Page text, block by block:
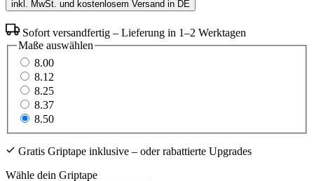
inkl. MwSt. und kostenlosem Versand in DE
Sofort versandfertig – Lieferung in 1–2 Werktagen
Maße auswählen
8.00
8.12
8.25
8.37
8.50
Gratis Griptape inklusive – oder rabattierte Upgrades
Wähle dein Griptape